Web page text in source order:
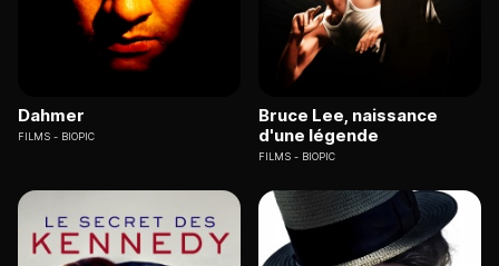
Dahmer
FILMS BIOPIC
Bruce Lee, naissance
d'une légende
FILMS BIOPIC